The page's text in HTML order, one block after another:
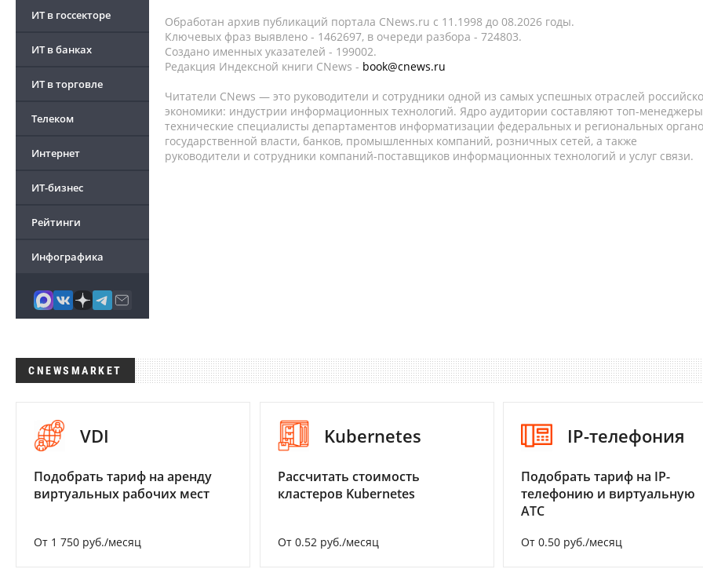
ИТ в госсекторе
ИТ в банках
ИТ в торговле
Телеком
Интернет
ИТ-бизнес
Рейтинги
Инфографика
Обработан архив публикаций портала CNews.ru c 11.1998 до 08.2026 годы.
Ключевых фраз выявлено - 1462697, в очереди разбора - 724803.
Создано именных указателей - 199002.
Редакция Индексной книги CNews - book@cnews.ru
Читатели CNews — это руководители и сотрудники одной из самых успешных отраслей
экономики: индустрии информационных технологий. Ядро аудитории составляют топ-
технические специалисты департаментов информатизации федеральных и региональных
государственной власти, банков, промышленных компаний, розничных сетей, а также
руководители и сотрудники компаний-поставщиков информационных технологий и услуг связи.
CNEWSMARKET
VDI
Подобрать тариф на аренду
виртуальных рабочих мест
От 1 750 руб./месяц
Kubernetes
Рассчитать стоимость
кластеров Kubernetes
От 0.52 руб./месяц
IP-телефония
Подобрать тариф на IP-
телефонию и виртуальную
АТС
От 0.50 руб./месяц